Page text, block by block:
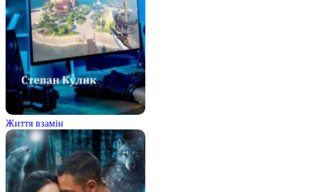
Життя взамін